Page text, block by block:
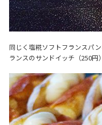
同じく塩糀ソフトフランスパ
ランスのサンドイッチ（250円